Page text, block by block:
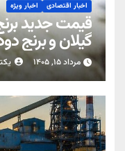
اخبار اقتصادی اخبار ویژه
قیمت جدید
گیلان و برنج
مرداد ۱۵, ۱۴۰۵